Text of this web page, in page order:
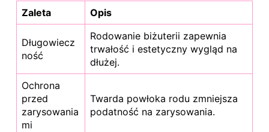
Zaleta Opis
Długowiecz
ność
Rodowanie biżuterii zapewnia
trwałość i estetyczny wygląd na
dłużej.
Ochrona
przed
zarysowania
mi
Twarda powłoka rodu zmniejsza
podatność na zarysowania.